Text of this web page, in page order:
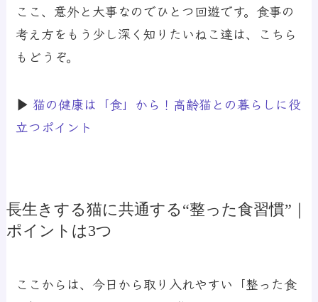
ここ、意外と大事なのでひとつ回遊です。食事の
考え方をもう少し深く知りたいねこ達は、こちら
もどうぞ。
▶猫の健康は「食」から！高齢猫との暮らしに役
立つポイント
長生きする猫に共通する“整った食習慣”｜
ポイントは3つ
ここからは、今日から取り入れやすい「整った食